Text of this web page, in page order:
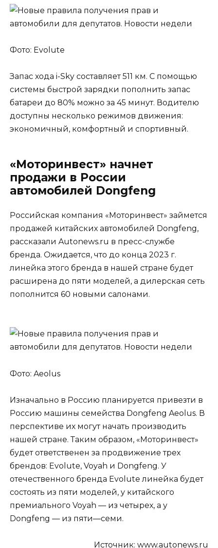
Фото: Evolute
Запас хода i-Sky составляет 511 км. С помощью
системы быстрой зарядки пополнить запас
батареи до 80% можно за 45 минут. Водителю
доступны несколько режимов движения:
экономичный, комфортный и спортивный.
«Моторинвест» начнет
продажи в России
автомобилей Dongfeng
Российская компания «Моторинвест» займется
продажей китайских автомобилей Dongfeng,
рассказали Autonews.ru в пресс-службе
бренда. Ожидается, что до конца 2023 г.
линейка этого бренда в нашей стране будет
расширена до пяти моделей, а дилерская сеть
пополнится 60 новыми салонами.
Фото: Aeolus
Изначально в Россию планируется привезти в
Россию машины семейства Dongfeng Aeolus. В
перспективе их могут начать производить
нашей стране. Таким образом, «Моторинвест»
будет ответственен за продвижение трех
брендов: Evolute, Voyah и Dongfeng. У
отечественного бренда Evolute линейка будет
состоять из пяти моделей, у китайского
премиального Voyah — из четырех, а у
Dongfeng — из пяти—семи.
Источник: www.autonews.ru